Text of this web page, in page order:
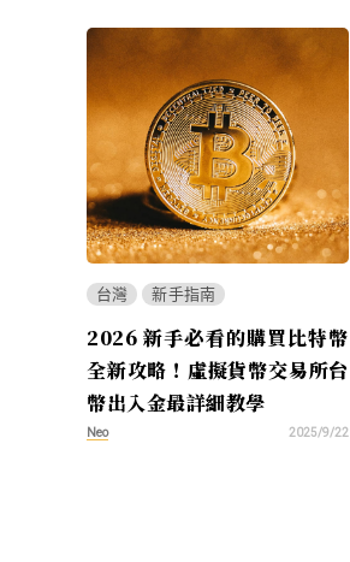
台灣 新手指南
2026 新手必看的購買比特幣
全新攻略！虛擬貨幣交易所台
幣出入金最詳細教學
Neo 2025/9/22